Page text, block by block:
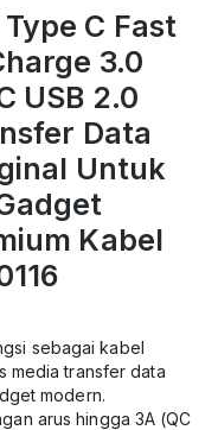
C Fast
3.0
USB 2.0
Data
Untuk
Kabel
sebagai kabel
media transfer data
modern.
arus hingga 3A (QC